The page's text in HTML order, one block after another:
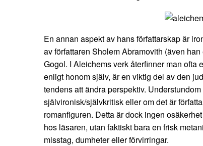
En annan aspekt av hans författarskap är
av författaren Sholem Abramovith (även
Gogol. I Aleichems verk återfinner man ofta
enligt honom själv, är en viktig del av den
tendens att ändra perspektiv.
självironisk/självkritisk eller om det är
romanfiguren. Detta är dock ingen
hos läsaren, utan faktiskt bara en frisk
misstag, dumheter eller förvirringar.